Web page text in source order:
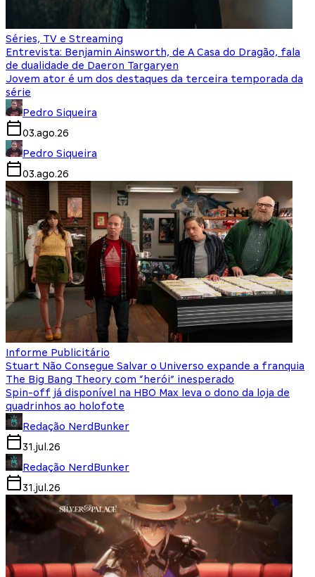
Séries, TV e Streaming
Entrevista: Benjamin Ainsworth, de A Casa do Dragão, fala
de dualidade de Daeron Targaryen
Jovem ator é um dos destaques da terceira temporada da
série
Pedro Siqueira
03.ago.26
Pedro Siqueira
03.ago.26
Informe Publicitário
Stuart Não Consegue Salvar o Universo expande a franquia
The Big Bang Theory com “herói” inesperado
Spin-off já disponível na HBO Max leva o dono da loja de
quadrinhos ao holofote
Redação NerdBunker
31.jul.26
Redação NerdBunker
31.jul.26